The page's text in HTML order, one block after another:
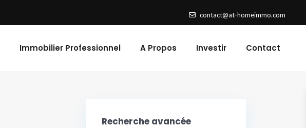
contact@at-homeimmo.com
Immobilier Professionnel A Propos Investir Contact
Recherche avancée